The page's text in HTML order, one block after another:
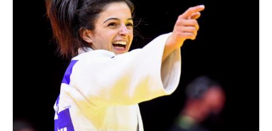
הצטרפות לחבילת הערוצים
לוח דרושים – ג'ובנט